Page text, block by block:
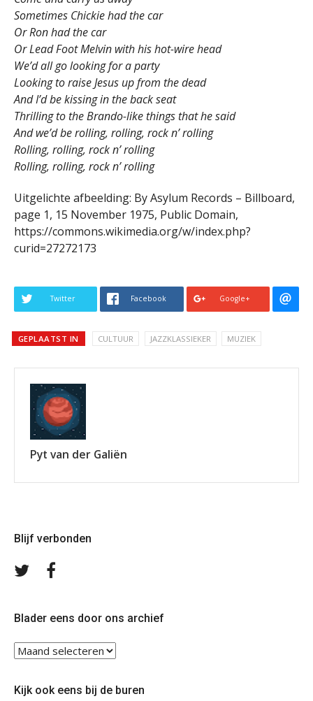
Sometimes Chickie had the car
Or Ron had the car
Or Lead Foot Melvin with his hot-wire head
We’d all go looking for a party
Looking to raise Jesus up from the dead
And I’d be kissing in the back seat
Thrilling to the Brando-like things that he said
And we’d be rolling, rolling, rock n’ rolling
Rolling, rolling, rock n’ rolling
Rolling, rolling, rock n’ rolling
Uitgelichte afbeelding: By Asylum Records – Billboard,
page 1, 15 November 1975, Public Domain,
https://commons.wikimedia.org/w/index.php?
curid=27272173
Twitter Facebook Google+
GEPLAATST IN CULTUUR JAZZKLASSIEKER MUZIEK
Pyt van der Galiën
Blijf verbonden
Volg
Blader eens door ons archief
Blader
ons
Kijk ook eens bij de buren